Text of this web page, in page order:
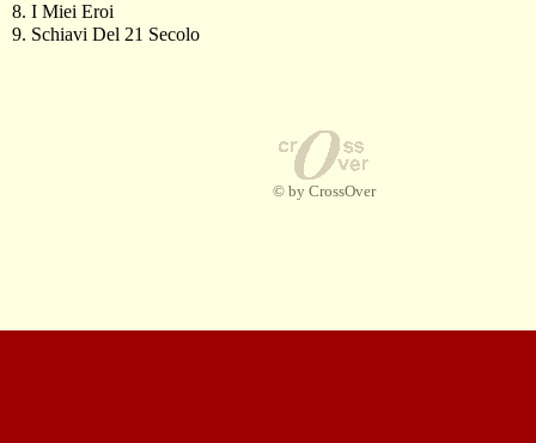
8. I Miei Eroi
9. Schiavi Del 21 Secolo
© by CrossOver